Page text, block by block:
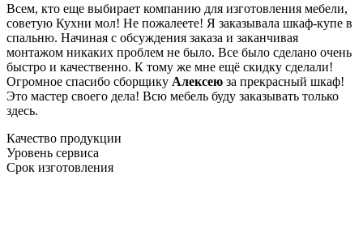
Всем, кто еще выбирает компанию для изготовления мебели,
советую Кухни мол! Не пожалеете! Я заказывала шкаф-купе в
спальню. Начиная с обсуждения заказа и заканчивая
монтажом никаких проблем не было. Все было сделано очень
быстро и качественно. К тому же мне ещё скидку сделали!
Огромное спасибо сборщику Алексею за прекрасный шкаф!
Это мастер своего дела! Всю мебель буду заказывать только
здесь.
Качество продукции
Уровень сервиса
Срок изготовления